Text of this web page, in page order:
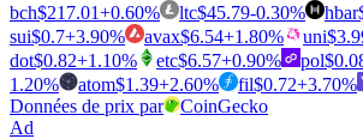
bch$217.01+0.60% ltc$45.79-0.30% hbar
sui$0.7+3.90% avax$6.54+1.80% uni$
dot$0.82+1.10% etc$6.57+0.90% pol$
1.20% atom$1.39+2.60% fil$0.72+3.70%
Données de prix par
CoinGecko
Ad